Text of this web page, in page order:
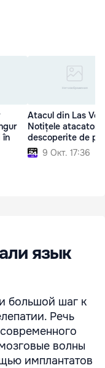
în
Atacul din Las
Notițele
descoperite de
9 Окт. 17:36
язык
большой шаг к
Речь
волны
имплантатов